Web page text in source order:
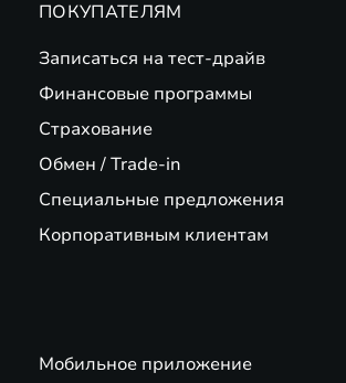
ПОКУПАТЕЛЯМ
Записаться на тест-драйв
Финансовые программы
Страхование
Обмен / Trade-in
Специальные предложения
Корпоративным клиентам
Мобильное приложение